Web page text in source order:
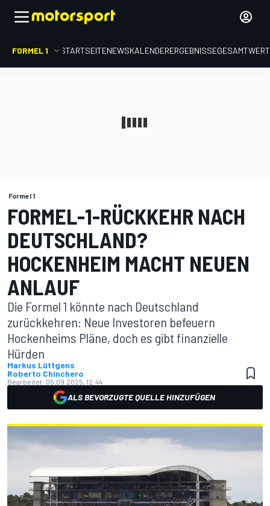
FORMEL 1 STARTSEITENEWSKALENDERERGEBNISSE
Formel 1
FORMEL-1-RÜCKKEHR NACH
DEUTSCHLAND?
HOCKENHEIM MACHT NEUEN
ANLAUF
Die Formel 1 könnte nach Deutschland
zurückkehren: Neue Investoren befeuern
Hockenheims Pläne, doch es gibt finanzielle
Hürden
Markus Lüttgens
Roberto Chinchero
Bearbeitet: 05.09.2025, 12:44
ALS BEVORZUGTE QUELLE HINZUFÜGEN